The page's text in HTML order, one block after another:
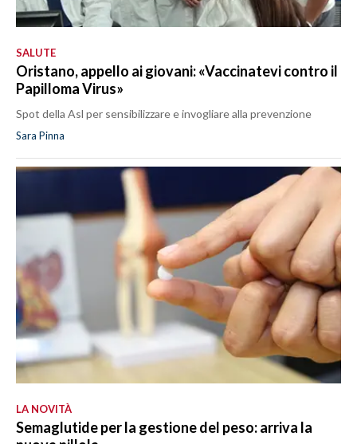
SALUTE
Oristano, appello ai giovani: «Vaccinatevi contro il
Papilloma Virus»
Spot della Asl per sensibilizzare e invogliare alla prevenzione
Sara Pinna
LA NOVITÀ
Semaglutide per la gestione del peso: arriva la